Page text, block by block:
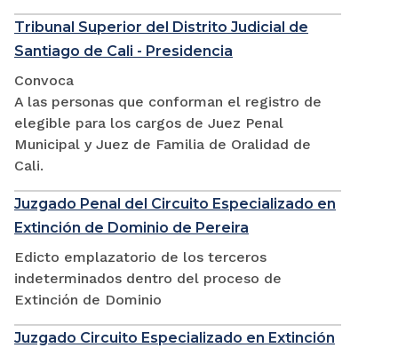
Tribunal Superior del Distrito Judicial de
Santiago de Cali - Presidencia
Convoca
A las personas que conforman el registro de
elegible para los cargos de Juez Penal
Municipal y Juez de Familia de Oralidad de
Cali.
Juzgado Penal del Circuito Especializado en
Extinción de Dominio de Pereira
Edicto emplazatorio de los terceros
indeterminados dentro del proceso de
Extinción de Dominio
Juzgado Circuito Especializado en Extinción